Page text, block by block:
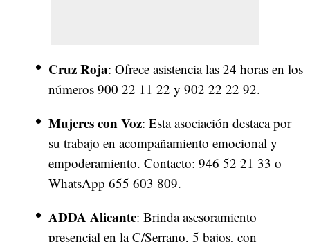
Cruz Roja: Ofrece asistencia las 24 horas en los
números 900 22 11 22 y 902 22 22 92.
Mujeres con Voz: Esta asociación destaca por
su trabajo en acompañamiento emocional y
empoderamiento. Contacto: 946 52 21 33 o
WhatsApp 655 603 809.
ADDA Alicante: Brinda asesoramiento
presencial en la C/Serrano, 5 bajos, con